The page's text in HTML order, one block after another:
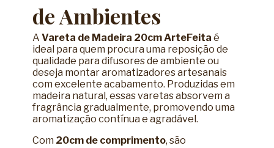
de Ambientes
AVareta de Madeira 20cm ArteFeita é
ideal para quem procura uma reposição de
qualidade para difusores de ambiente ou
deseja montar aromatizadores artesanais
com excelente acabamento. Produzidas em
madeira natural, essas varetas absorvem a
fragrância gradualmente, promovendo uma
aromatização contínua e agradável.
Com 20cm de comprimento, são